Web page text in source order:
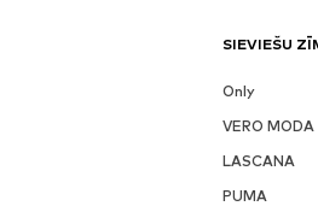
SIEVIEŠU
Only
VERO MODA
LASCANA
PUMA